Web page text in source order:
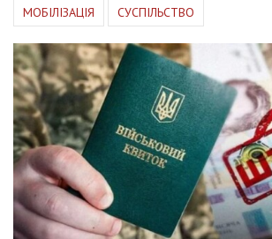
МОБІЛІЗАЦІЯ СУСПІЛЬСТВО